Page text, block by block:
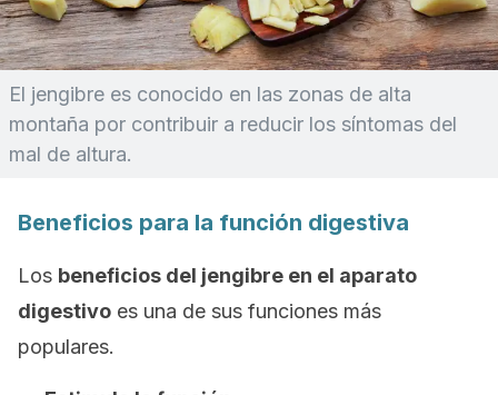
El jengibre es conocido en las zonas de alta
montaña por contribuir a reducir los síntomas del
mal de altura.
Beneficios para la función digestiva
Los beneficios del jengibre en el aparato
digestivo es una de sus funciones más
populares.